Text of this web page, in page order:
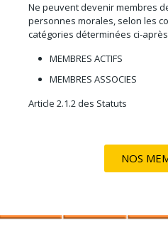
Ne peuvent devenir membres
personnes morales, selon les
catégories déterminées ci-
MEMBRES ACTIFS
MEMBRES ASSOCIES
Article 2.1.2 des Statuts
NOS